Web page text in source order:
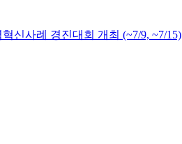
신사례 경진대회 개최 (~7/9, ~7/15)